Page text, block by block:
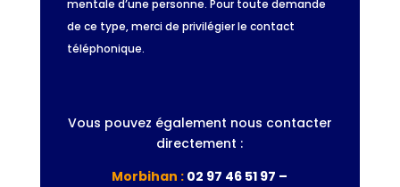
mentale d’une personne. Pour toute demande
de ce type, merci de privilégier le contact
téléphonique.
Vous pouvez également nous contacter
directement :
Morbihan : 02 97 46 51 97 –